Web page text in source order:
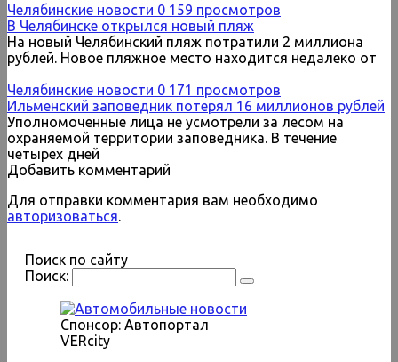
Челябинские новости 0 159 просмотров
В Челябинске открылся новый пляж
На новый Челябинский пляж потратили 2 миллиона
рублей. Новое пляжное место находится недалеко от
Челябинские новости 0 171 просмотров
Ильменский заповедник потерял 16 миллионов рублей
Уполномоченные лица не усмотрели за лесом на
охраняемой территории заповедника. В течение
четырех дней
Добавить комментарий
Для отправки комментария вам необходимо
авторизоваться.
Поиск по сайту
Поиск:
Спонсор: Автопортал
VERcity